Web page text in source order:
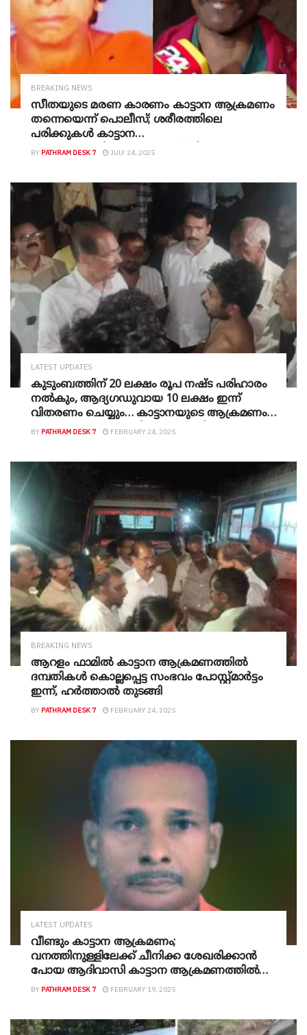
BREAKING NEWS
സീതയുടെ മരണ കാരണം കാട്ടാന ആക്രമണം
തന്നെയെന്ന് പൊലീസ്; ശരീരത്തിലെ
പരിക്കുകൾ കാട്ടാന
ആക്രമണത്തിലുണ്ടായതെന്ന് നിഗമനം
BY PATHRAM DESK 7 JULY 24, 2025
LATEST UPDATES
കുടുംബത്തിന് 20 ലക്ഷം രൂപ നഷ്ട പരിഹാരം
നൽകും, ആദ്യഗഡുവായ 10 ലക്ഷം ഇന്ന്
വിതരണം ചെയ്യും… കാട്ടാനയുടെ ആക്രമണം
ഉണ്ടായ ആറളം ഫാമിലേക്ക് മന്ത്രി എത്തും…
BY PATHRAM DESK 7 FEBRUARY 24, 2025
BREAKING NEWS
ആറളം ഫാമില്‍ കാട്ടാന ആക്രമണത്തില്‍
ദമ്പതികള്‍ കൊല്ലപ്പെട്ട സംഭവം പോസ്റ്റ്മാര്‍ട്ടം
ഇന്ന്, ഹര്‍ത്താല്‍ തുടങ്ങി
BY PATHRAM DESK 7 FEBRUARY 24, 2025
LATEST UPDATES
വീണ്ടും കാട്ടാന ആക്രമണം;
വനത്തിനുള്ളിലേക്ക് ചീനിക്ക ശേഖരിക്കാന്‍
പോയ ആദിവാസി കാട്ടാന ആക്രമണത്തില്‍
കൊല്ലപ്പെട്ടു
BY PATHRAM DESK 7 FEBRUARY 19, 2025